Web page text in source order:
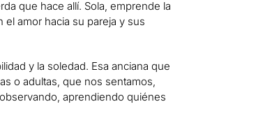
que hace allí. Sola, emprende la
amor hacia su pareja y sus
y la soledad. Esa anciana que
o adultas, que nos sentamos,
aprendiendo quiénes